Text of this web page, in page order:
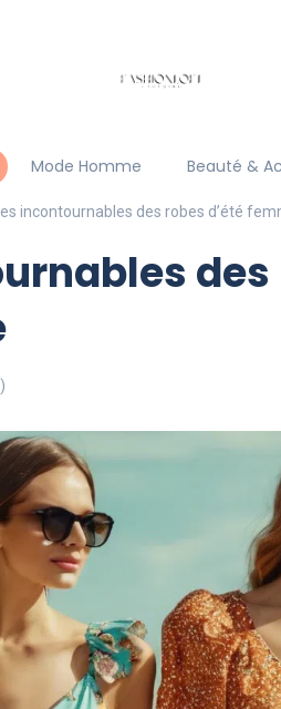
Mode Homme Beauté &
incontournables des robes d’été
des